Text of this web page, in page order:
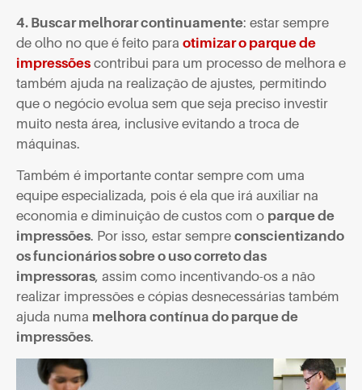
4. Buscar melhorar continuamente: estar sempre
de olho no que é feito para otimizar o parque de
impressões contribui para um processo de melhora e
também ajuda na realização de ajustes, permitindo
que o negócio evolua sem que seja preciso investir
muito nesta área, inclusive evitando a troca de
máquinas.
Também é importante contar sempre com uma
equipe especializada, pois é ela que irá auxiliar na
economia e diminuição de custos com o parque de
impressões. Por isso, estar sempre conscientizando
os funcionários sobre o uso correto das
impressoras, assim como incentivando-os a não
realizar impressões e cópias desnecessárias também
ajuda numa melhora contínua do parque de
impressões.